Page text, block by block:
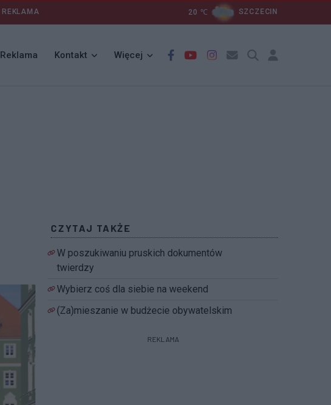
REKLAMA 20 ℃ SZCZECIN
Reklama Kontakt Więcej
CZYTAJ TAKŻE
W poszukiwaniu pruskich dokumentów
twierdzy
Wybierz coś dla siebie na weekend
(Za)mieszanie w budżecie obywatelskim
REKLAMA